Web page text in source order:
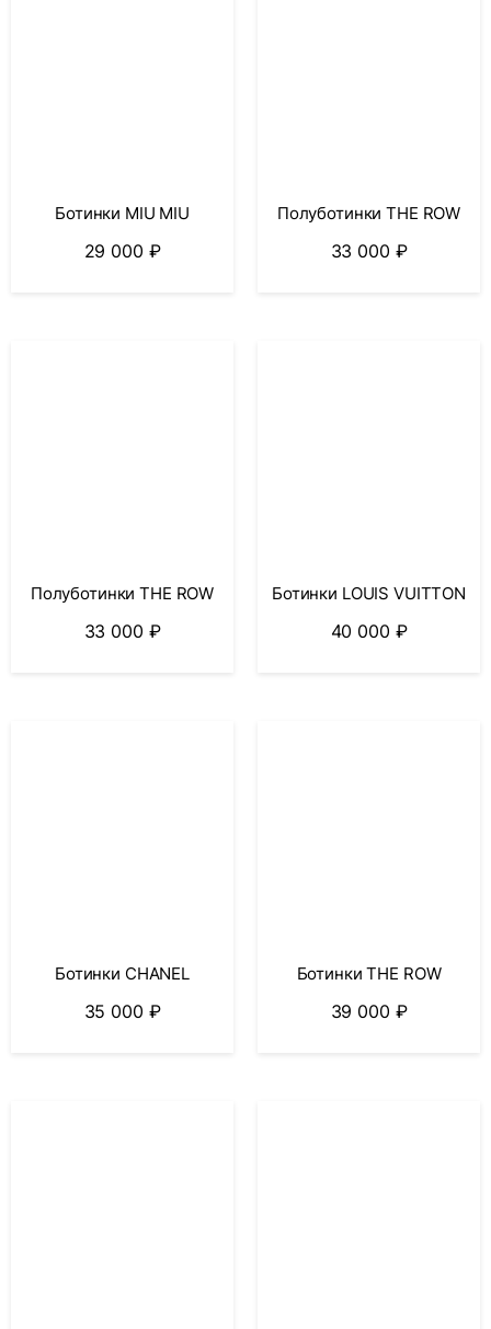
Ботинки MIU MIU
29 000 ₽
Полуботинки THE ROW
33 000 ₽
Полуботинки THE ROW
33 000 ₽
Ботинки LOUIS VUITTON
40 000 ₽
Ботинки CHANEL
35 000 ₽
Ботинки THE ROW
39 000 ₽